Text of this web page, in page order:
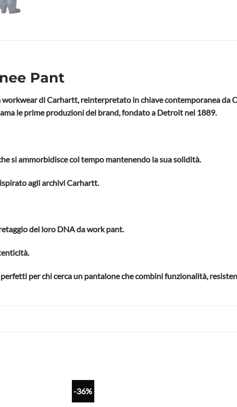
Pant
di Carhartt, reinterpretato in chiave contemporanea da
le prime produzioni del brand, fondato a Detroit nel 1889.
si ammorbidisce col tempo mantenendo la sua solidità.
agli archivi Carhartt.
del loro DNA da work pant.
per chi cerca un pantalone che combini funzionalità,
-36%